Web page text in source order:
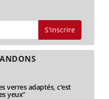
S'inscrire
verres adaptés, c'est
yeux”